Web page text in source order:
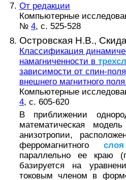
От редакции
Компьютерные
№ 4, с. 525-528
Островская Н.В.,
Классификация
намагниченности в
зависимости от спин-
внешнего магнитного
Компьютерные
4, с. 605-620
В приближении
математическая
анизотропии,
ферромагнитногослоя
параллельно ее краю
базируется на
токовым членом в